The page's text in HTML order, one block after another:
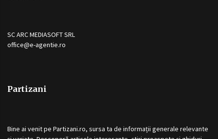
SC ARC MEDIASOFT SRL
office@e-agentie.ro
Partizani
Bine ai venit pe Partizani.ro, sursa ta de informații generale relevante